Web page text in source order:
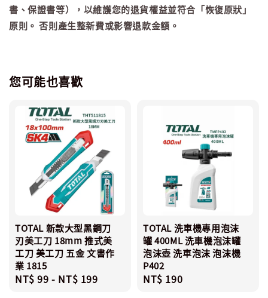
書、保證書等），以維護您的退貨權益並符合「恢復原狀」
原則。 否則產生整新費或影響退款金額。
您可能也喜歡
TOTAL 新款大型黑鋼刀
刃美工刀 18mm 推式美
工刀 美工刀 五金 文書作
業 1815
Regular
NT$ 99 - NT$ 199
TOTAL 洗車機專用泡沫
罐 400ML 洗車機泡沫罐
泡沫壺 洗車泡沫 泡沫機
P402
Regular
NT$ 190